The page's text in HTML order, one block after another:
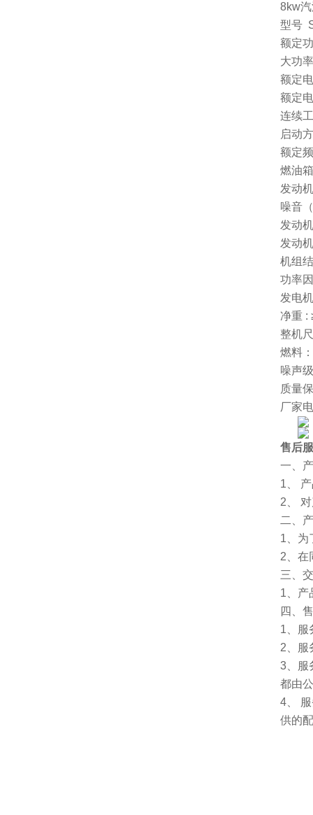
8kw
型号
额定
大功
额定
额定
连续
启动
额定
燃油
发动
噪音
发动
发动
机组
功率
发电
净重 :
整机
燃料
噪声
质量
厂家
售后
一、
1、
2、
二、
1、为
2、在
三、
1、产
四、
1、服
2、服
3、服
都由
4、
供的